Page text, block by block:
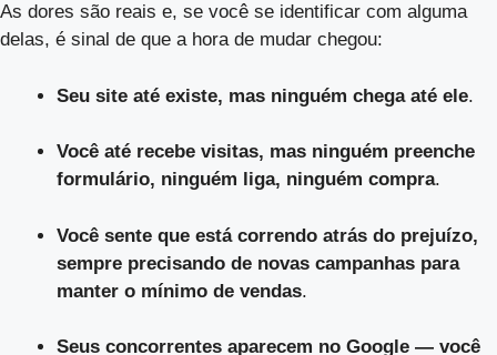
As dores são reais e, se você se identificar com alguma
delas, é sinal de que a hora de mudar chegou:
Seu site até existe, mas ninguém chega até ele.
Você até recebe visitas, mas ninguém preenche
formulário, ninguém liga, ninguém compra.
Você sente que está correndo atrás do prejuízo,
sempre precisando de novas campanhas para
manter o mínimo de vendas.
Seus concorrentes aparecem no Google — você